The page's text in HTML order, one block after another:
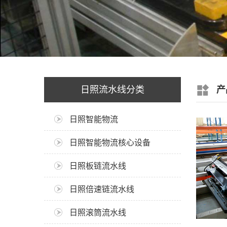
日照流水线分类
日照智能物流
日照智能物流核心设备
日照板链流水线
日照倍速链流水线
日照滚筒流水线